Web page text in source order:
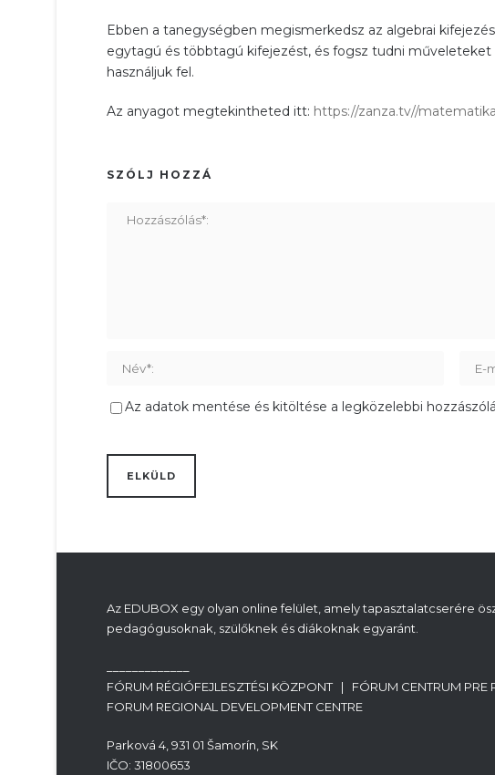
Ebben a tanegységben megismerkedsz az algebrai
egytagú és többtagú kifejezést, és fogsz tudni
használjuk fel.
Az anyagot megtekintheted itt: https://zanza.tv//
SZÓLJ HOZZÁ
Az adatok mentése és kitöltése a legközelebbi
Az EDUBOX egy olyan online felület, amely tapasztalatcserére
pedagógusoknak, szülőknek és diákoknak egyaránt.
FÓRUM RÉGIÓFEJLESZTÉSI KÖZPONT | FÓRUM CENTRUM
FORUM REGIONAL DEVELOPMENT CENTRE
Parková 4, 931 01 Šamorín, SK
IČO: 31800653